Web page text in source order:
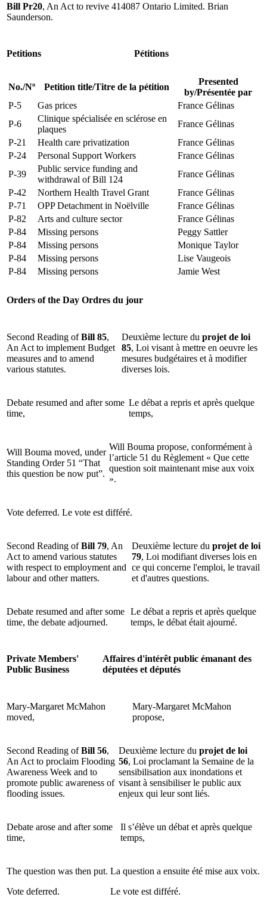
Bill Pr20, An Act to revive 414087 Ontario Limited. Brian
Saunderson.
Petitions Pétitions
No./Nº Petition title/Titre de la pétition
Presented
by/Présentée par
P-5
Gas prices
France Gélinas
P-6
Clinique spécialisée en sclérose en
plaques
France Gélinas
P-21
Health care privatization
France Gélinas
P-24
Personal Support Workers
France Gélinas
P-39
Public service funding and
withdrawal of Bill 124
France Gélinas
P-42
Northern Health Travel Grant
France Gélinas
P-71
OPP Detachment in Noëlville
France Gélinas
P-82
Arts and culture sector
France Gélinas
P-84
Missing persons
Peggy Sattler
P-84
Missing persons
Monique Taylor
P-84
Missing persons
Lise Vaugeois
P-84
Missing persons Jamie West
Orders of the Day Ordres du jour
Second Reading ofBill 85,
An Act to implement Budget
measures and to amend
various statutes.
Deuxième lecture du projet de loi
85, Loi visant à mettre en oeuvre les
mesures budgétaires et à modifier
diverses lois.
Debate resumed and after some
time,
Le débat a repris et après quelque
temps,
Will Bouma moved, under
Standing Order 51 “That
this question be now put”.
Will Bouma propose, conformément à
l’article 51 du Règlement « Que cette
question soit maintenant mise aux voix
».
Vote deferred. Le vote est différé.
Second Reading ofBill 79, An
Act to amend various statutes
with respect to employment and
labour and other matters.
Deuxième lecture du projet de loi
79, Loi modifiant diverses lois en
ce qui concerne l'emploi, le travail
et d'autres questions.
Debate resumed and after some
time, the debate adjourned.
Le débat a repris et après quelque
temps, le débat était ajourné.
Private Members'
Public Business
Affaires d'intérêt public émanant des
députées et députés
Mary-Margaret McMahon
moved,
Mary-Margaret McMahon
propose,
Second Reading ofBill 56,
An Act to proclaim Flooding
Awareness Week and to
promote public awareness of
flooding issues.
Deuxième lecture du projet de loi
56, Loi proclamant la Semaine de la
sensibilisation aux inondations et
visant à sensibiliser le public aux
enjeux qui leur sont liés.
Debate arose and after some
time,
Il s’élève un débat et après quelque
temps,
The question was then put.
Vote deferred.
La question a ensuite été mise aux voix.
Le vote est différé.